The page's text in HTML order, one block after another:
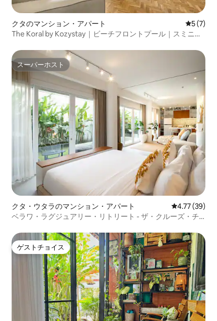
クタのマンション・アパート レビュー
5 (7)
The Koral by Kozystay｜ビーチフロントプール｜スミニャ
スーパーホスト
スーパーホスト
クタ・ウタラのマンション・アパート レビュー39
4.77 (39)
ベラワ・ラグジュアリー・リトリート - ザ・クルーズ・チ
ゲストチョイス
ゲストチョイス